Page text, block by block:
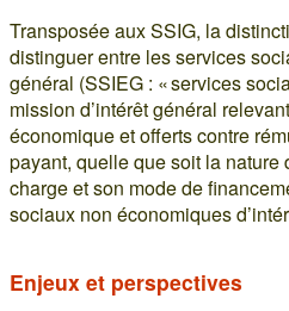
Transposée aux SSIG, la
distinguer entre les services
général (SSIEG : « services
mission d’intérêt général
économique et offerts contre
payant, quelle que soit la nature
charge et son mode de
sociaux non économiques
Enjeux et perspectives